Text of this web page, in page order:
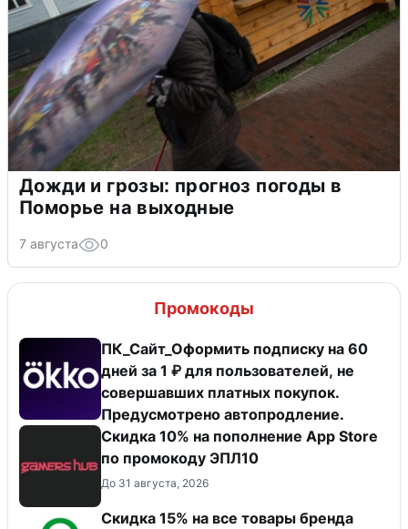
Дожди и грозы: прогноз погоды в
Поморье на выходные
7 августа 0
Промокоды
ПК_Сайт_Оформить подписку на 60
дней за 1 ₽ для пользователей, не
совершавших платных покупок.
Предусмотрено автопродление.
Скидка 10% на пополнение App Store
по промокоду ЭПЛ10
До 31 августа, 2026
Скидка 15% на все товары бренда